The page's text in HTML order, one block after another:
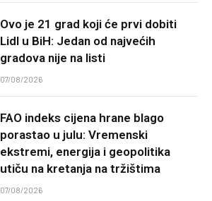
Ovo je 21 grad koji će prvi dobiti
Lidl u BiH: Jedan od najvećih
gradova nije na listi
07/08/2026
FAO indeks cijena hrane blago
porastao u julu: Vremenski
ekstremi, energija i geopolitika
utiču na kretanja na tržištima
07/08/2026